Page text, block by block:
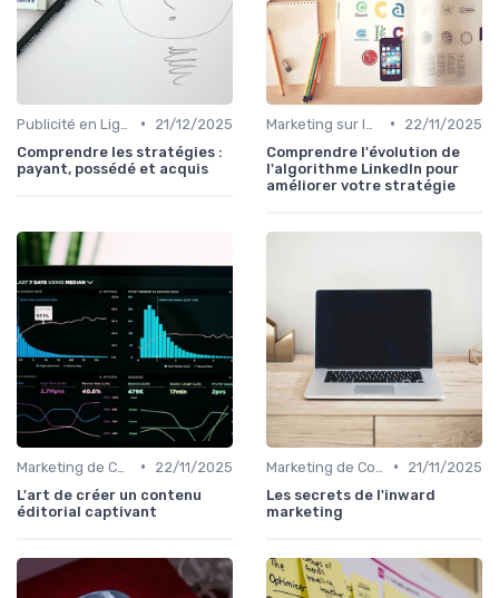
•
21/12/2025
Comprendre les stratégies :
payant, possédé et acquis
•
22/11/2025
Comprendre l'évolution de
l'algorithme LinkedIn pour
améliorer votre stratégie
•
22/11/2025
L'art de créer un contenu
éditorial captivant
•
21/11/2025
Les secrets de l'inward
marketing